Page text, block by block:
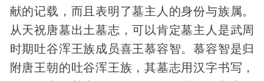
献的记载，而且表明了墓主人的身份与族属。
从天祝唐墓出土墓志，可以肯定墓主人是武周
时期吐谷浑王族成员喜王慕容智。慕容智是归
附唐王朝的吐谷浑王族，其墓志用汉字书写，